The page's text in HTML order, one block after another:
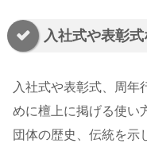
入社式や表彰
入社式や表彰式、周年
めに檀上に掲げる使い
団体の歴史、伝統を示